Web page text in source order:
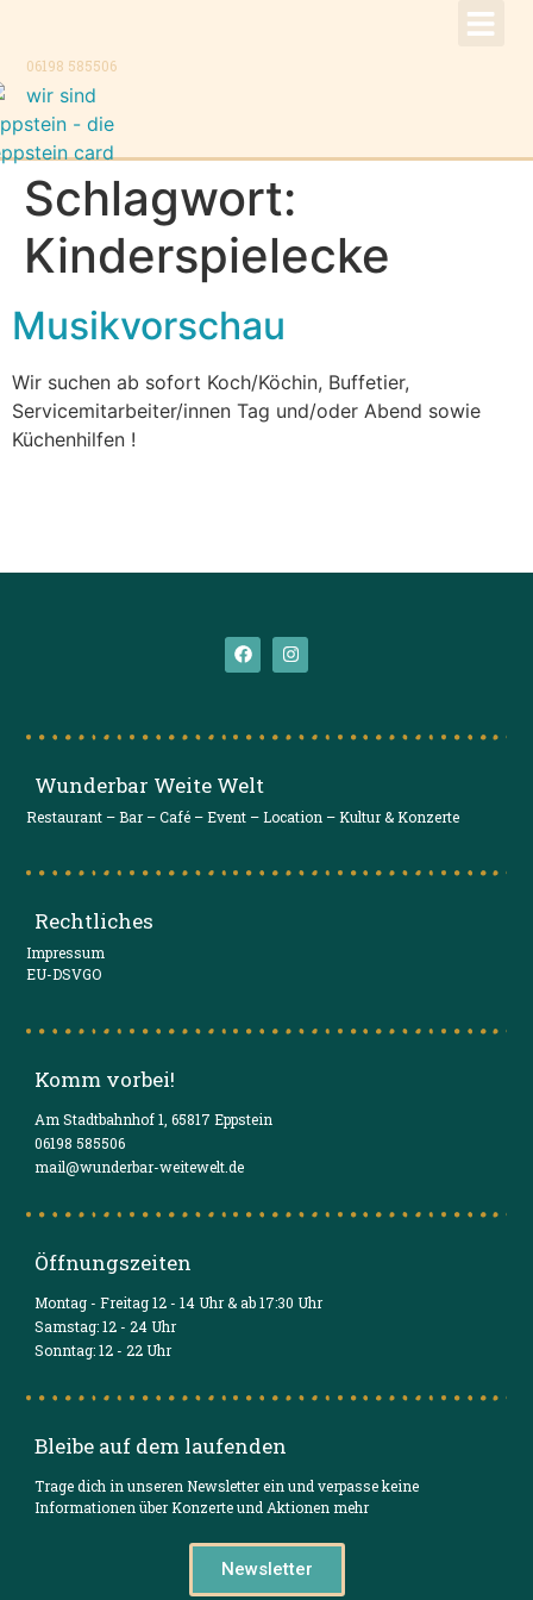
06198 585506
Schlagwort:
Kinderspielecke
Musikvorschau
Wir suchen ab sofort Koch/Köchin, Buffetier,
Servicemitarbeiter/innen Tag und/oder Abend sowie
Küchenhilfen !
Wunderbar Weite Welt
Restaurant – Bar – Café – Event – Location – Kultur & Konzerte
Rechtliches
Impressum
EU-DSVGO
Komm vorbei!
Am Stadtbahnhof 1, 65817 Eppstein
06198 585506
mail@wunderbar-weitewelt.de
Öffnungszeiten
Montag - Freitag 12 - 14 Uhr & ab 17:30 Uhr
Samstag: 12 - 24 Uhr
Sonntag: 12 - 22 Uhr
Bleibe auf dem laufenden
Trage dich in unseren Newsletter ein und verpasse keine
Informationen über Konzerte und Aktionen mehr
Newsletter